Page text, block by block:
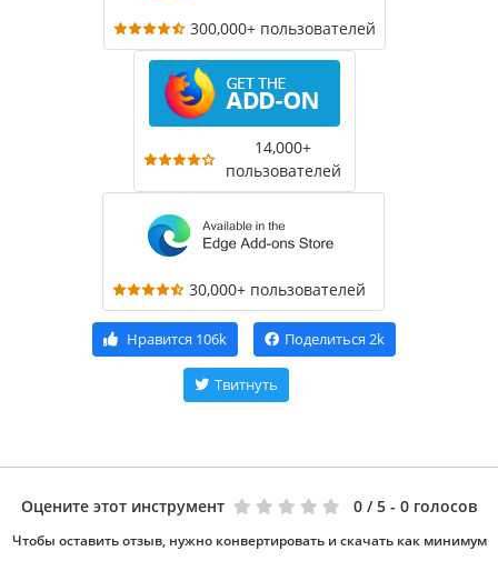
300,000+ пользователей
14,000+
пользователей
30,000+ пользователей
Нравится 106k Поделиться 2k
Твитнуть
Оцените этот инструмент 0 / 5 - 0 голосов
Чтобы оставить отзыв, нужно конвертировать и скачать как минимум